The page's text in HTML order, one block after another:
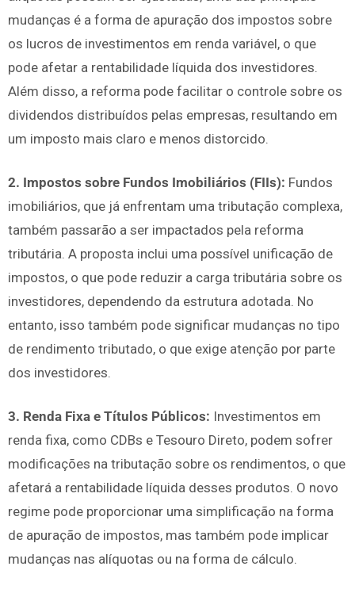
mudanças é a forma de apuração dos impostos sobre
os lucros de investimentos em renda variável, o que
pode afetar a rentabilidade líquida dos investidores.
Além disso, a reforma pode facilitar o controle sobre os
dividendos distribuídos pelas empresas, resultando em
um imposto mais claro e menos distorcido.
2. Impostos sobre Fundos Imobiliários (FIIs): Fundos
imobiliários, que já enfrentam uma tributação complexa,
também passarão a ser impactados pela reforma
tributária. A proposta inclui uma possível unificação de
impostos, o que pode reduzir a carga tributária sobre os
investidores, dependendo da estrutura adotada. No
entanto, isso também pode significar mudanças no tipo
de rendimento tributado, o que exige atenção por parte
dos investidores.
3. Renda Fixa e Títulos Públicos: Investimentos em
renda fixa, como CDBs e Tesouro Direto, podem sofrer
modificações na tributação sobre os rendimentos, o que
afetará a rentabilidade líquida desses produtos. O novo
regime pode proporcionar uma simplificação na forma
de apuração de impostos, mas também pode implicar
mudanças nas alíquotas ou na forma de cálculo.